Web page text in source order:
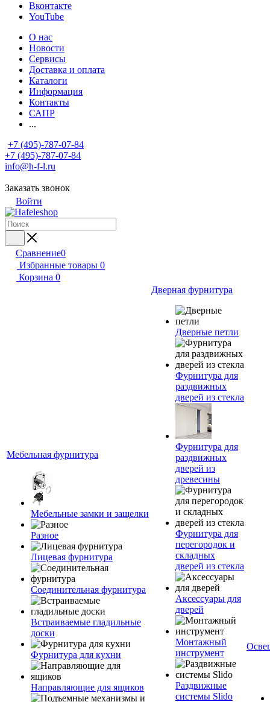
Вконтакте
YouTube
О нас
Новости
Сервисы
Доставка и оплата
Каталоги
Информация
Контакты
САПР
...
+7 (495)-787-07-84
+7 (495)-787-07-84
info@h-f-l.ru
Заказать звонок
Войти
Сравнение0
Избранные товары 0
Корзина 0
Мебельная фурнитура
Мебельные замки и защелки
Разное
Лицевая фурнитура
Соединительная фурнитура
Встраиваемые гладильные
доски
Фурнитура для кухни
Направляющие для ящиков
Дверная фурнитура
Дверные петли
Фурнитура для
раздвижных
дверей из стекла
Фурнитура для
раздвижных
дверей из
древесины
Фурнитура для
перегородок и
складных
дверей из стекла
Аксессуары для
дверей
Монтажный
инструмент
Раздвижные
системы Slido